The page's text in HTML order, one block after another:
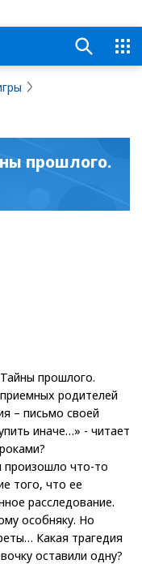
прошлого.
прошлого.
родителей
– письмо своей
иначе…» - читает
произошло что-то
того, что ее
расследование.
особняку. Но
Какая трагедия
оставили одну?